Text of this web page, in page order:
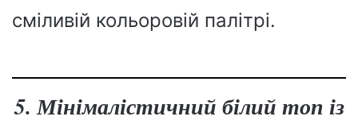
сміливій кольоровій палітрі.
5. Мінімалістичний білий топ із